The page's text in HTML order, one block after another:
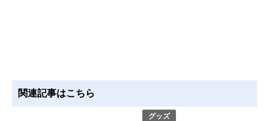
関連記事はこちら
グッズ